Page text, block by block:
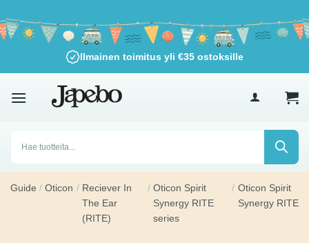
sisältöön
Ilmainen toimitus yli €35ostoksille
Products
search
Guide / Oticon / Reciever In
The Ear
(RITE)
/ Oticon Spirit
Synergy RITE
series
/ Oticon
Spirit